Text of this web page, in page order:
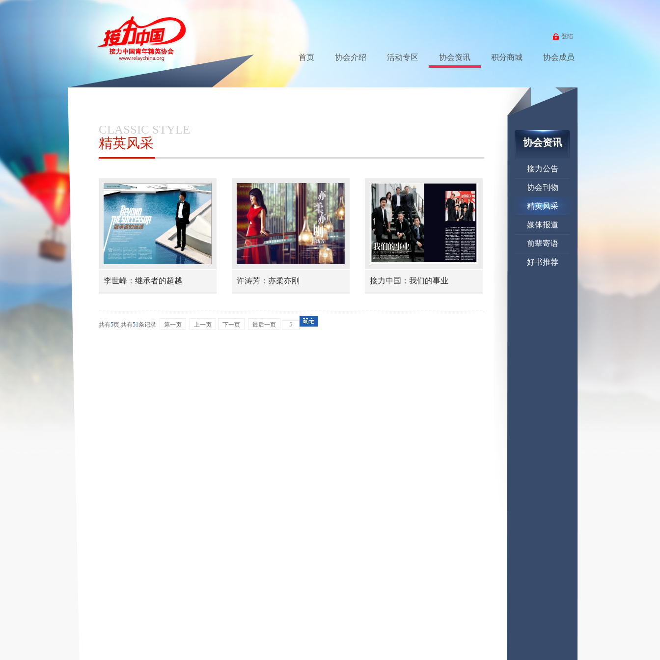
登陆
首页 协会介绍 活动专区 协会资讯 积分商城 协会成员
协会资讯
接力公告
协会刊物
精英风采
媒体报道
前辈寄语
好书推荐
CLASSIC STYLE
精英风采
李世峰：继承者的超越 许涛芳：亦柔亦刚 接力中国：我们的事业
共有5页,共有51条记录 第一页 上一页 下一页 最后一页